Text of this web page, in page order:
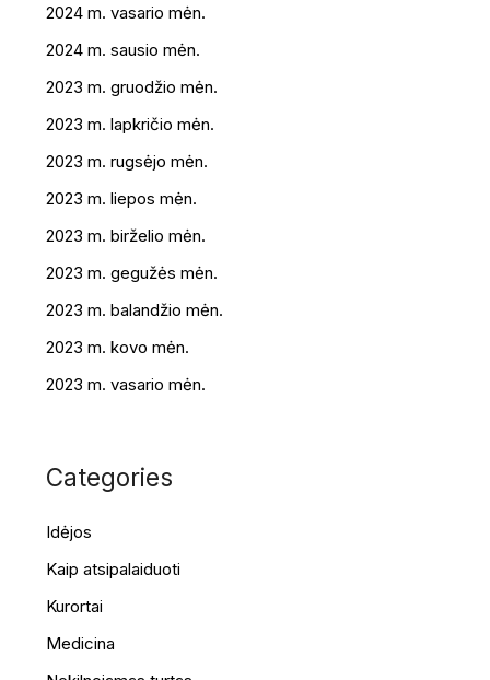
2024 m. vasario mėn.
2024 m. sausio mėn.
2023 m. gruodžio mėn.
2023 m. lapkričio mėn.
2023 m. rugsėjo mėn.
2023 m. liepos mėn.
2023 m. birželio mėn.
2023 m. gegužės mėn.
2023 m. balandžio mėn.
2023 m. kovo mėn.
2023 m. vasario mėn.
Categories
Idėjos
Kaip atsipalaiduoti
Kurortai
Medicina